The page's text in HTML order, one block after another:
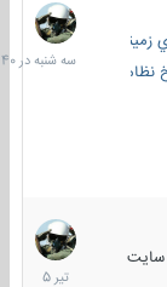
سه
شنبه
در
16
تیر
1405